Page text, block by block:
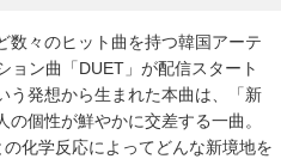
数々のヒット曲を持つ韓国アーテ
ョン曲「DUET」が配信スタート
う発想から生まれた本曲は、「新
個性が鮮やかに交差する一曲。
化学反応によってどんな新境地を